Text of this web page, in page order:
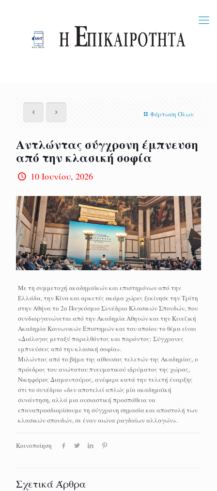
Φόρτωση Όλων
Αντλώντας σύγχρονη έμπνευση
από την κλασική σοφία
10 Ιουνίου, 2026
Με τη συμμετοχή ακαδημαϊκών και επιστημόνων από την
Ελλάδα, την Κίνα και αρκετές ακόμα χώρες ξεκίνησε την Τρίτη
στην Αθήνα το 2ο Παγκόσμιο Συνέδριο Κλασικών Σπουδών, που
συνδιοργανώνεται από την Ακαδημία Αθηνών και την Κινεζική
Ακαδημία Κοινωνικών Επιστημών και του οποίου το θέμα είναι
«Διάλογος μεταξύ παρελθόντος και παρόντος: Σύγχρονες
εμπνεύσεις από την κλασική σοφία».
Μιλώντας από το βήμα της αίθουσας τελετών της Ακαδημίας, ο
πρόεδρος του ανώτατου πνευματικού ιδρύματος της χώρας,
Νικηφόρος Διαμαντούρος, ανέφερε κατά την τελετή έναρξης
ότι το συνέδριο «δεν αποτελεί απλώς μία ακαδημαϊκή
συνάντηση, αλλά μια ουσιαστική προσπάθεια να
επαναπροσδιορίσουμε τη σύγχρονη σημασία και αποστολή των
κλασικών σπουδών, σε έναν αιώνα ραγδαίων αλλαγών».
Κοινοποίηση
Σχετικά Άρθρα